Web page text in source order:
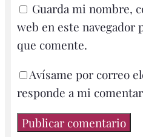
Guarda mi nombre,
web en este navegador
que comente.
Avísame por correo
responde a mi